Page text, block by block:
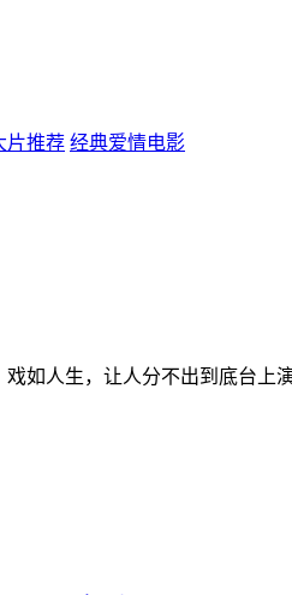
片推荐 经典爱情电影
人生，让人分不出到底台上